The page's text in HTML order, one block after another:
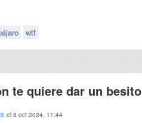
wtf
te quiere dar un besito
el 8 oct 2024, 11:44